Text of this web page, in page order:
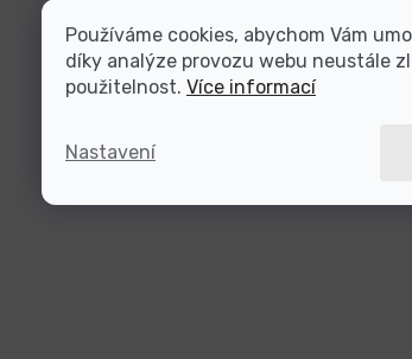
Používáme cookies, abychom Vám
díky analýze provozu webu neustále
použitelnost. Více informací
Nastavení